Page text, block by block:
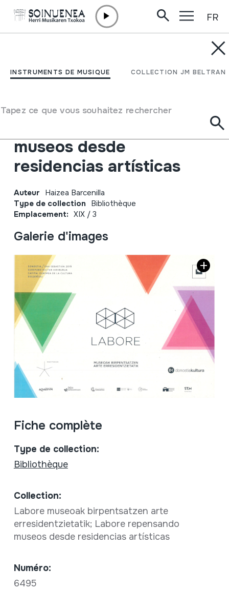
INSTRUMENTS DE MUSIQUE COLLECTION JM BELTRAN
Tapez ce que vous souhaitez rechercher
FR
LABORE, Museoak
erresidentzietatik;
museos desde
residencias artísticas
Auteur Haizea Barcenilla
Type de collection Bibliothèque
Emplacement: XIX / 3
Galerie d'images
Fiche complète
Type de collection:
Bibliothèque
Collection:
Labore museoak birpentsatzen arte
erresidentzietatik; Labore repensando
museos desde residencias artísticas
Numéro:
6495